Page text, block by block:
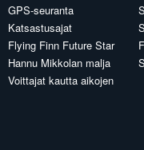
GPS-seuranta
Katsastusajat
Flying Finn Future Star
Hannu Mikkolan malja
Voittajat kautta aikojen